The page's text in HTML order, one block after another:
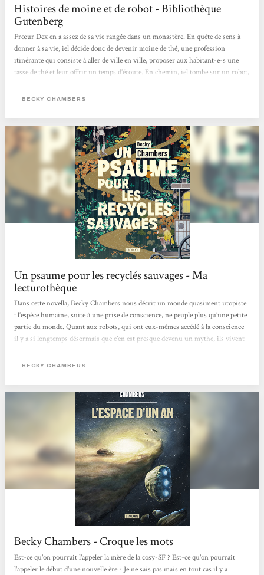
Histoires de moine et de robot - Bibliothèque
Gutenberg
Frœur Dex en a assez de sa vie rangée dans un monastère. En quête de sens à
donner à sa vie, iel décide donc de devenir moine de thé, une profession
itinérante qui consiste à aller de ville en ville, proposer aux habitant-e-s une
tasse de thé et leur offrir un temps d’écoute. En chemin, iel tombe sur un robot,
son espèce est partie vivre dans la nature. Celui-ci vient avec une question à
Commence...
BECKY CHAMBERS
Un psaume pour les recyclés sauvages - Ma
lecturothèque
Dans cette novella, Becky Chambers nous décrit un monde quasiment utopiste
: l’espèce humaine, suite à une prise de conscience, ne peuple plus qu’une petite
partie du monde. Quant aux robots, qui ont eux-mêmes accédé à la conscience
il y a si longtemps désormais que c’en est presque devenu un mythe, ils vivent
vivent sans ce genre d’intelligence artificielle, changeant au passage leur rapport
suivons. Dex est moine mais sa...
BECKY CHAMBERS
Becky Chambers - Croque les mots
Est-ce qu'on pourrait l'appeler la mère de la cosy-SF ? Est-ce qu'on pourrait
l'appeler le début d'une nouvelle ère ? Je ne sais pas mais en tout cas il y a